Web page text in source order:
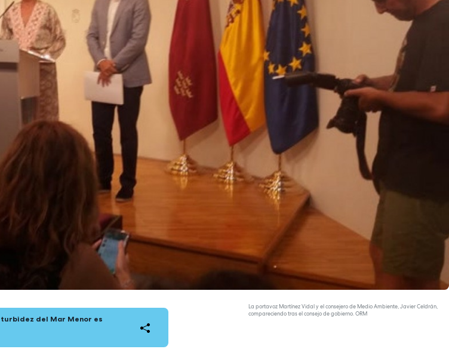
La portavoz Martínez Vidal y el consejero de Medio Ambiente, Javier Celdrán,
compareciendo tras el consejo de gobierno. ORM
del Mar Menor es